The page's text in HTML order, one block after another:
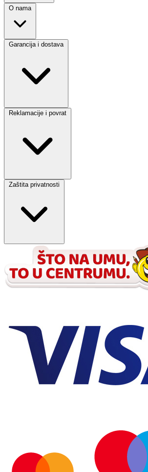
O nama
Garancija i dostava
Reklamacije i povrat
Zaštita privatnosti